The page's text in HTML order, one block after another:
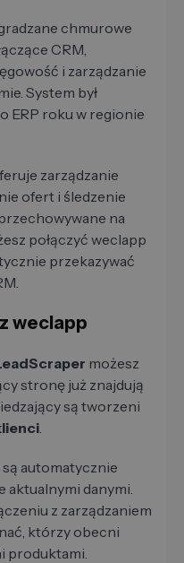
chmurowe
CRM,
i zarządzanie
System był
ERP roku w regionie
zarządzanie
ofert i śledzenie
na
połączyć weclapp
przekazywać
weclapp
możesz
stronę już znajdują
są tworzeni
.
automatycznie
aktualnymi danymi.
z zarządzaniem
którzy obecni
produktami.